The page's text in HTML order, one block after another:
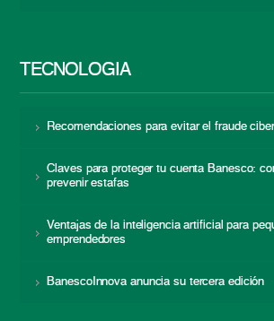
TECNOLOGÍA
Recomendaciones para evitar el fraude
Claves para proteger tu cuenta Banesco:
prevenir estafas
Ventajas de la inteligencia artificial para
emprendedores
BanescoInnova anuncia su tercera edición